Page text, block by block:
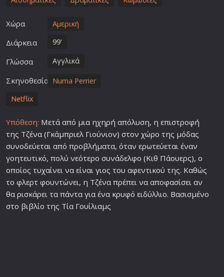
Χώρα Αμερική
Διάρκεια 99'
Γλώσσα Αγγλικά
Σκηνοθεσία Numa Perrier
Netflix
Υπόθεση: Μετά από μια ηχηρή απόλυση, η επιστροφή
της Τζένα (Γκάμπριελ Γιούνιον) στον χώρο της μόδας
συνοδεύεται από προβλήματα, όταν ερωτεύεται έναν
γοητευτικό, πολύ νεότερο συνάδελφο (Κιθ Πάουερς), ο
οποίος τυχαίνει να είναι γιος του αφεντικού της. Καθώς
το φλερτ φουντώνει, η Τζένα πρέπει να αποφασίσει αν
θα ρισκάρει τα πάντα για ένα κρυφό ειδύλλιο. Βασισμένο
στο βιβλίο της Τία Γουίλιαμς